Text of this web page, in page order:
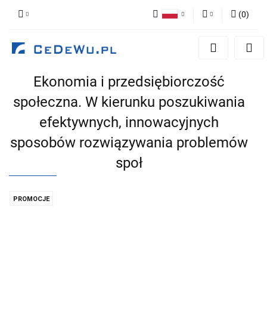
Zaloguj się
Dodaj zgłoszenie
Zgody cookies
(0)
Ekonomia i przedsiębiorczość
społeczna. W kierunku poszukiwania
efektywnych, innowacyjnych
sposobów rozwiązywania problemów
społ
PROMOCJE